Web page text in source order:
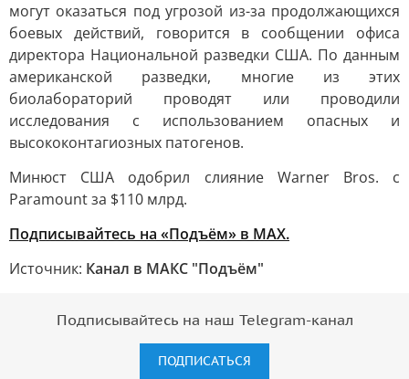
могут оказаться под угрозой из-за продолжающихся
боевых действий, говорится в сообщении офиса
директора Национальной разведки США. По данным
американской разведки, многие из этих
биолабораторий проводят или проводили
исследования с использованием опасных и
высококонтагиозных патогенов.
Минюст США одобрил слияние Warner Bros. с
Paramount за $110 млрд.
Подписывайтесь на «Подъём» в MAX.
Источник: Канал в МАКС "Подъём"
Подписывайтесь на наш Telegram-канал
ПОДПИСАТЬСЯ